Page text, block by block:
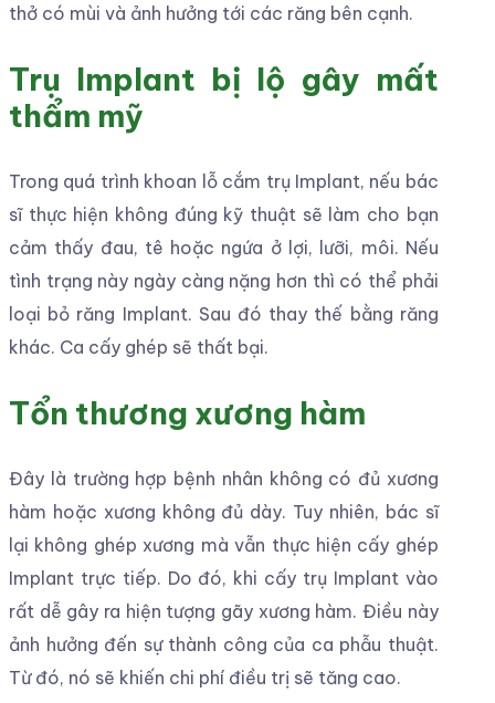
Implant trực tiếp. Do đó, khi cấy trụ Implant vào
ảnh hưởng đến sự thành công của ca phẫu thuật.
Từ đó, nó sẽ khiến chi phí điều trị sẽ tăng cao.
Yếu tố quyết định đến
việc trồng răng implant
có an toàn không ?
Về phía bệnh nhân
Để duy trì kết quả bền vững và tuổi thọ lâu dài
cho răng Implant, người bệnh cần chăm sóc răng
miệng đúng cách trong hai giai đoạn. Cụ thể như
sau
Chăm sóc răng sau khi cấy Implant
Chườm lạnh và giảm đau theo hướng dẫn